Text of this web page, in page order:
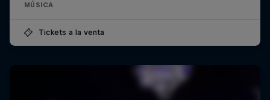
MÚSICA
Tickets a la venta